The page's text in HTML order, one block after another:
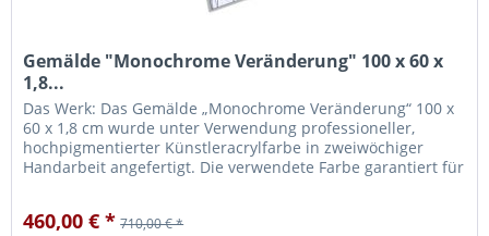
Gemälde "Monochrome Veränderung" 100 x 60 x
1,8...
Das Werk: Das Gemälde „Monochrome Veränderung“ 100 x
60 x 1,8 cm wurde unter Verwendung professioneller,
hochpigmentierter Künstleracrylfarbe in zweiwöchiger
Handarbeit angefertigt. Die verwendete Farbe garantiert für
460,00 € * 710,00 € *